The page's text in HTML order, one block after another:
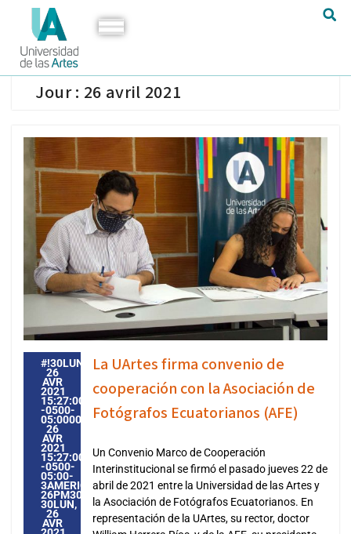
Jour : 26 avril 2021
#!30LUN,
26
AVR
2021
15:27:00
-0500-
05:000030#30LUN,
26
AVR
2021
15:27:00
-0500-
05:00-
3AMERICA/GUAYAQUIL3030AMERICA/GUAYAQUIL202130
26PM30PM-
30LUN,
26
AVR
La UArtes firma convenio de
cooperación con la Asociación de
Fotógrafos Ecuatorianos (AFE)
Un Convenio Marco de Cooperación
Interinstitucional se firmó el pasado jueves 22 de
abril de 2021 entre la Universidad de las Artes y
la Asociación de Fotógrafos Ecuatorianos. En
representación de la UArtes, su rector, doctor